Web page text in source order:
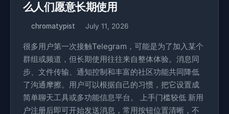
么人们愿意长期使用
chromatypist July 11, 2026
很多用户第一次接触Telegram，可能是为了加入某个
群组或频道，但长期使用往往来自整体体验。消息同
步、文件传输、通知控制和丰富的社区功能共同降低
了沟通摩擦。用户可以根据自己的习惯，把它设置成
简单聊天工具或多功能信息平台。 上手门槛较低 新用
户注册后即可开始发送消息，常用按钮位置清晰，不